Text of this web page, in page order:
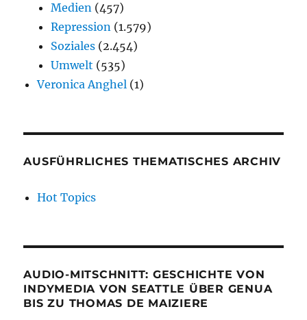
Medien (457)
Repression (1.579)
Soziales (2.454)
Umwelt (535)
Veronica Anghel (1)
AUSFÜHRLICHES THEMATISCHES ARCHIV
Hot Topics
AUDIO-MITSCHNITT: GESCHICHTE VON
INDYMEDIA VON SEATTLE ÜBER GENUA
BIS ZU THOMAS DE MAIZIERE